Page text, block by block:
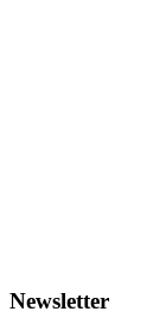
Newsletter